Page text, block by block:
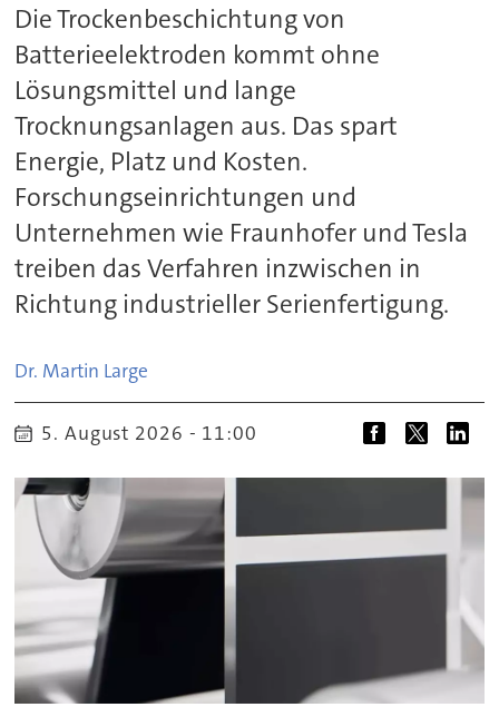
Die Trockenbeschichtung von
Batterieelektroden kommt ohne
Lösungsmittel und lange
Trocknungsanlagen aus. Das spart
Energie, Platz und Kosten.
Forschungseinrichtungen und
Unternehmen wie Fraunhofer und Tesla
treiben das Verfahren inzwischen in
Richtung industrieller Serienfertigung.
Dr. Martin Large
5. August 2026 - 11:00